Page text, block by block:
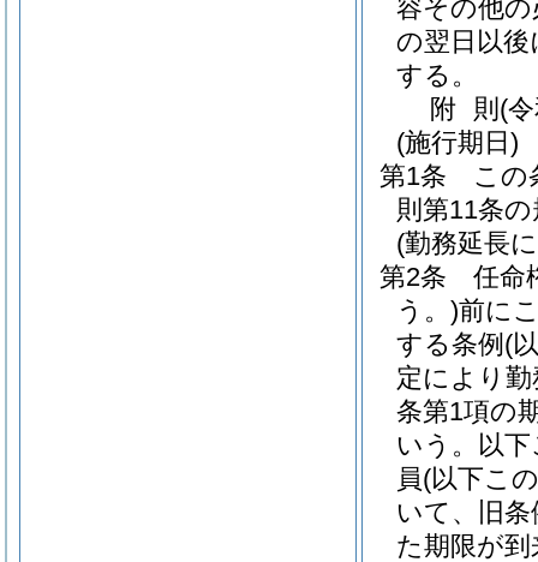
容その他
の翌日以
する。
附 則 (
(施行期日)
第1条
この
則第11条
(勤務延長
第2条
任命
う。)前に
する条例 (
定により
条第1項の
いう。以
員(以下こ
いて、旧
た期限が